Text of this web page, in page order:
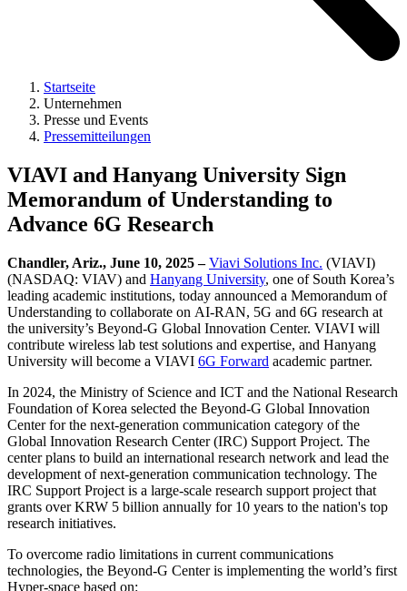
Startseite
Unternehmen
Presse und Events
Pressemitteilungen
VIAVI and Hanyang University Sign
Memorandum of Understanding to
Advance 6G Research
Chandler, Ariz., June 10, 2025 – Viavi Solutions Inc. (VIAVI)
(NASDAQ: VIAV) and Hanyang University, one of South Korea’s
leading academic institutions, today announced a Memorandum of
Understanding to collaborate on AI-RAN, 5G and 6G research at
the university’s Beyond-G Global Innovation Center. VIAVI will
contribute wireless lab test solutions and expertise, and Hanyang
University will become a VIAVI 6G Forward academic partner.
In 2024, the Ministry of Science and ICT and the National Research
Foundation of Korea selected the Beyond-G Global Innovation
Center for the next-generation communication category of the
Global Innovation Research Center (IRC) Support Project. The
center plans to build an international research network and lead the
development of next-generation communication technology. The
IRC Support Project is a large-scale research support project that
grants over KRW 5 billion annually for 10 years to the nation's top
research initiatives.
To overcome radio limitations in current communications
technologies, the Beyond-G Center is implementing the world’s first
Hyper-space based on: